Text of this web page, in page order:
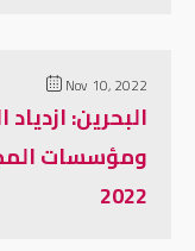
Nov 10, 2022
البحرين:
ومؤسسات
2022